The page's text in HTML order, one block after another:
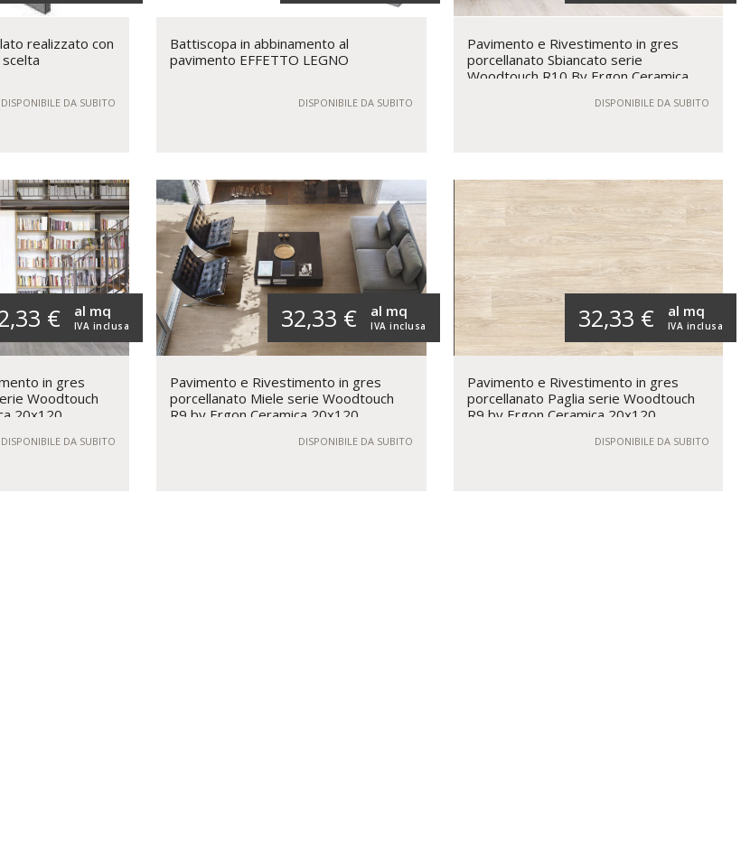
realizzato con
DISPONIBILE DA SUBITO
Battiscopa in abbinamento al
pavimento EFFETTO LEGNO
DISPONIBILE DA SUBITO
Pavimento e Rivestimento in gres
porcellanato Sbiancato serie
Woodtouch R10 By Ergon Ceramica
DISPONIBILE DA SUBITO
€ IVA inclusa
al mq
in gres
Woodtouch
20x120
DISPONIBILE DA SUBITO
32,33 € IVA inclusa
al mq
Pavimento e Rivestimento in gres
porcellanato Miele serie Woodtouch
R9 by Ergon Ceramica 20x120
DISPONIBILE DA SUBITO
32,33 € IVA inclusa
al mq
Pavimento e Rivestimento in gres
porcellanato Paglia serie Woodtouch
R9 by Ergon Ceramica 20x120
DISPONIBILE DA SUBITO